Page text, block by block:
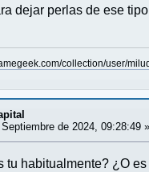
dejar perlas de ese
collection/user/
Septiembre de 2024, 09:28:49 »
tu habitualmente? ¿O